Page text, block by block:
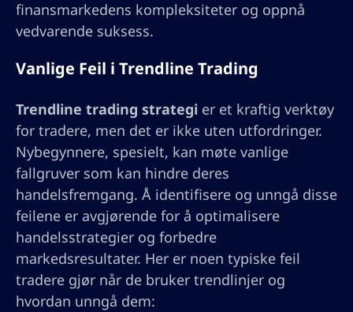
finansmarkedens kompleksiteter og oppnå
vedvarende suksess.
Vanlige Feil i Trendline Trading
Trendline trading strategi er et kraftig verktøy
for tradere, men det er ikke uten utfordringer.
Nybegynnere, spesielt, kan møte vanlige
fallgruver som kan hindre deres
handelsfremgang. Å identifisere og unngå disse
feilene er avgjørende for å optimalisere
handelsstrategier og forbedre
markedsresultater. Her er noen typiske feil
tradere gjør når de bruker trendlinjer og
hvordan unngå dem: